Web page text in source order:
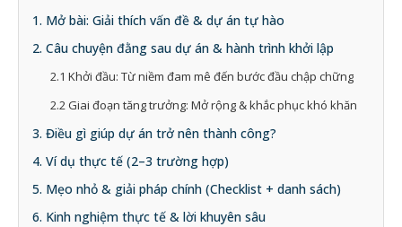
1. Mở bài: Giải thích vấn đề & dự án tự hào
2. Câu chuyện đằng sau dự án & hành trình khởi lập
2.1 Khởi đầu: Từ niềm đam mê đến bước đầu chập chững
2.2 Giai đoạn tăng trưởng: Mở rộng & khắc phục khó khăn
3. Điều gì giúp dự án trở nên thành công?
4. Ví dụ thực tế (2–3 trường hợp)
5. Mẹo nhỏ & giải pháp chính (Checklist + danh sách)
6. Kinh nghiệm thực tế & lời khuyên sâu